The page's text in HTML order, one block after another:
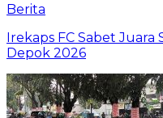
Berita
Irekaps FC Sabet Juara
Depok 2026